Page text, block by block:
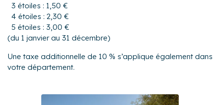
3 étoiles : 1,50 €
4 étoiles : 2,30 €
5 étoiles : 3,00 €
(du 1 janvier au 31 décembre)
Une taxe additionnelle de 10 % s’applique également dans
votre département.